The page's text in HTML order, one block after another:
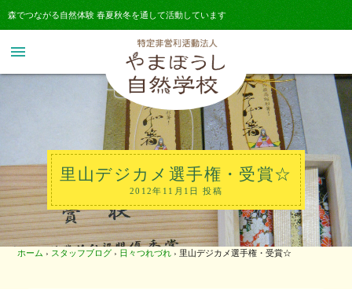
森でつながる自然体験 春夏秋冬を通して活動しています
menu
里山デジカメ選手権・受賞☆
2012年11月1日 投稿
ホーム › スタッフブログ › 日々つれづれ › 里山デジカメ選手権・受賞☆